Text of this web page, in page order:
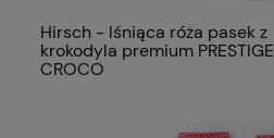
Hirsch - lśniąca róża pasek z
krokodyla premium PRESTIGE
CROCO